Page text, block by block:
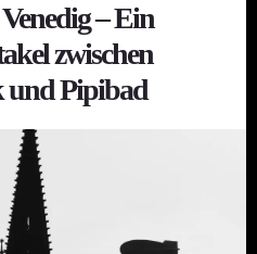
– Ein
zwischen
Pipibad